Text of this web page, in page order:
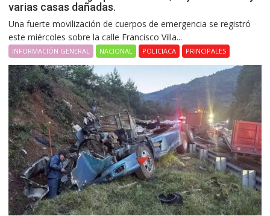
varias casas dañadas.
Una fuerte movilización de cuerpos de emergencia se registró
este miércoles sobre la calle Francisco Villa...
INFORMACIÓN GENERAL NACIONAL POLICIACA PRINCIPALES